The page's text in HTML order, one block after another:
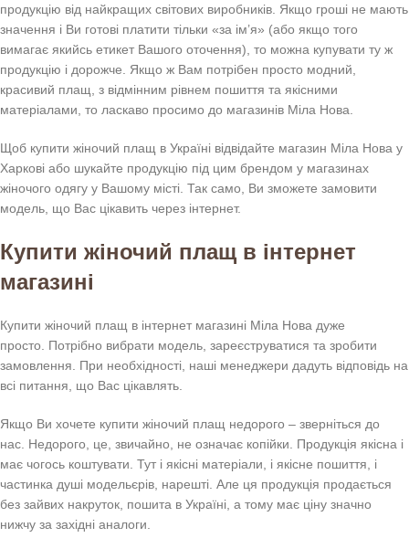
продукцію від найкращих світових виробників. Якщо гроші не мають
значення і Ви готові платити тільки «за ім’я» (або якщо того
вимагає якийсь етикет Вашого оточення), то можна купувати ту ж
продукцію і дорожче. Якщо ж Вам потрібен просто модний,
красивий плащ, з відмінним рівнем пошиття та якісними
матеріалами, то ласкаво просимо до магазинів Міла Нова.
Щоб купити жіночий плащ в Україні відвідайте магазин Міла Нова у
Харкові або шукайте продукцію під цим брендом у магазинах
жіночого одягу у Вашому місті. Так само, Ви зможете замовити
модель, що Вас цікавить через інтернет.
Купити жіночий плащ в інтернет
магазині
Купити жіночий плащ в інтернет магазині Міла Нова дуже
просто. Потрібно вибрати модель, зареєструватися та зробити
замовлення. При необхідності, наші менеджери дадуть відповідь на
всі питання, що Вас цікавлять.
Якщо Ви хочете купити жіночий плащ недорого – зверніться до
нас. Недорого, це, звичайно, не означає копійки. Продукція якісна і
має чогось коштувати. Тут і якісні матеріали, і якісне пошиття, і
частинка душі модельєрів, нарешті. Але ця продукція продається
без зайвих накруток, пошита в Україні, а тому має ціну значно
нижчу за західні аналоги.